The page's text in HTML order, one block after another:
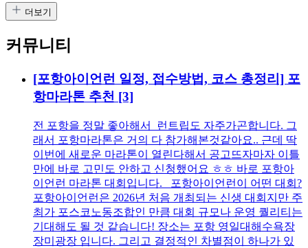
더보기
커뮤니티
[포항아이언런 일정, 접수방법, 코스 총정리] 포
항마라톤 추천 [3]
전 포항을 정말 좋아해서 런트립도 자주가곤합니다. 그
래서 포항마라톤은 거의 다 참가해본것같아요.. 근데 딱
이번에 새로운 마라톤이 열린다해서 공고뜨자마자 이틀
만에 바로 고민도 안하고 신청했어요 ㅎㅎ 바로 포항아
이언런 마라톤 대회입니다. 포항아이언런이 어떤 대회?
포항아이언런은 2026년 처음 개최되는 신생 대회지만 주
최가 포스코노동조합인 만큼 대회 규모나 운영 퀄리티는
기대해도 될 것 같습니다! 장소는 포항 영일대해수욕장
장미광장 입니다. 그리고 결정적인 차별점이 하나가 있